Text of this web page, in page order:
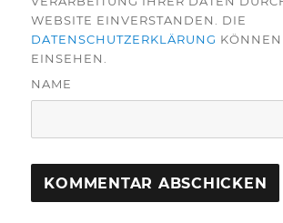
WEBSITE EINVERSTANDEN. DIE
DATENSCHUTZERKLÄRUNG KÖNNEN
EINSEHEN.
NAME